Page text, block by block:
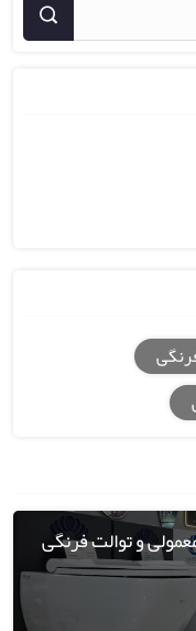
و توالت فرنگی